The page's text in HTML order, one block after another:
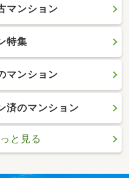
マンション
特集
マンション
済のマンション
と見る